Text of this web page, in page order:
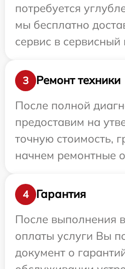
потребуется
мы бесплатно
сервис в сервисный
3
Ремонт техники
После полной
предоставим на
точную стоимость,
начнем ремонтные
4
Гарантия
После выполнения
оплаты услуги Вы
документ о